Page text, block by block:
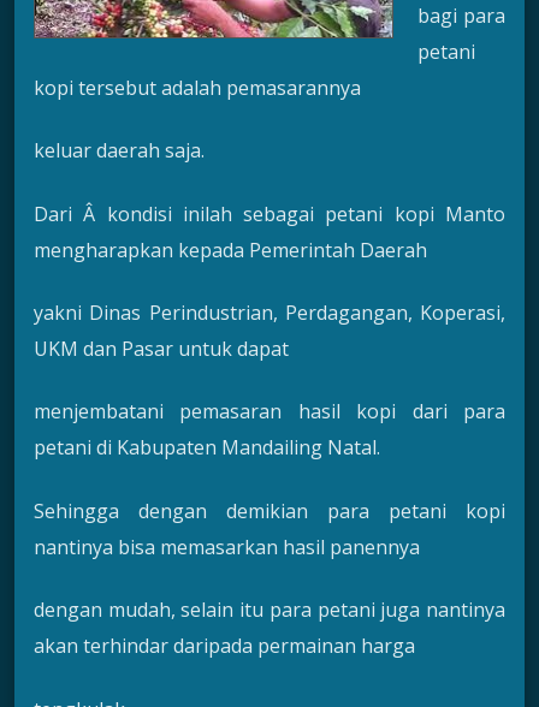
bagi para
petani
kopi tersebut adalah pemasarannya
keluar daerah saja.
Dari Â kondisi inilah sebagai petani kopi Manto
mengharapkan kepada Pemerintah Daerah
yakni Dinas Perindustrian, Perdagangan, Koperasi,
UKM dan Pasar untuk dapat
menjembatani pemasaran hasil kopi dari para
petani di Kabupaten Mandailing Natal.
Sehingga dengan demikian para petani kopi
nantinya bisa memasarkan hasil panennya
dengan mudah, selain itu para petani juga nantinya
akan terhindar daripada permainan harga